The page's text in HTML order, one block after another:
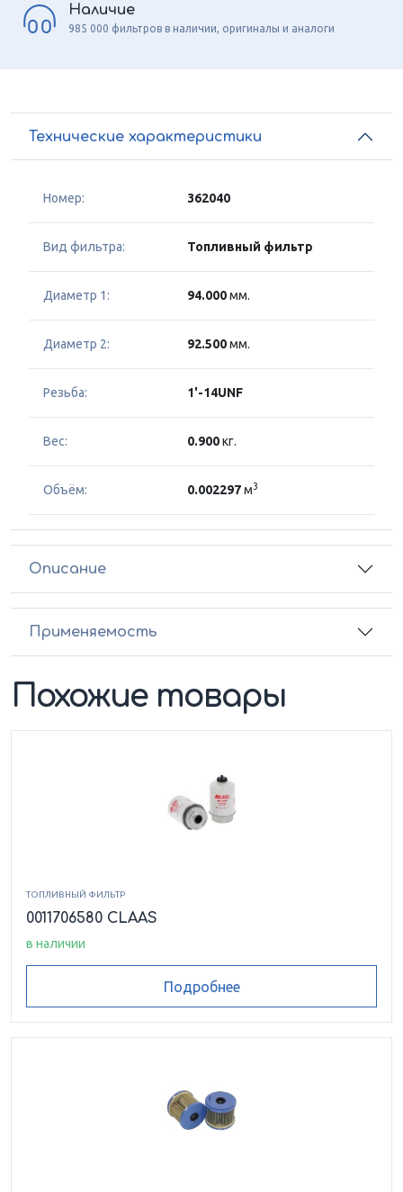
Наличие
985 000 фильтров в наличии, оригиналы и аналоги
Технические характеристики
Номер: 362040
Вид фильтра: Топливный фильтр
Диаметр 1: 94.000мм.
Диаметр 2: 92.500мм.
Резьба: 1'-14UNF
Вес: 0.900кг.
Объём: 0.002297м3
Описание
Применяемость
Похожие товары
ТОПЛИВНЫЙ ФИЛЬТР
0011706580 CLAAS
в наличии
Подробнее